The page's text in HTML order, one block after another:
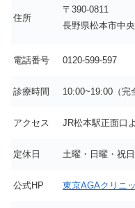
住所
〒390-0811
長野県松本市中
電話番号 0120-599-597
診療時間 10:00~19:00（完
アクセス JR松本駅正面口
定休日 土曜・日曜・祝
公式HP 東京AGAクリニ